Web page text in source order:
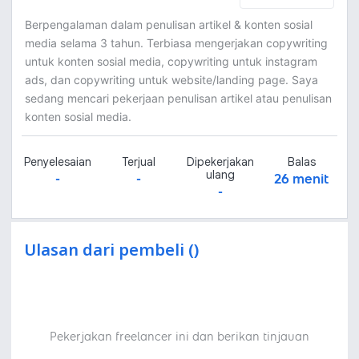
Berpengalaman dalam penulisan artikel & konten sosial
media selama 3 tahun. Terbiasa mengerjakan copywriting
untuk konten sosial media, copywriting untuk instagram
ads, dan copywriting untuk website/landing page. Saya
sedang mencari pekerjaan penulisan artikel atau penulisan
konten sosial media.
Penyelesaian
-
Terjual
-
Dipekerjakan
ulang
-
Balas
26 menit
Ulasan dari pembeli ()
Pekerjakan freelancer ini dan berikan tinjauan